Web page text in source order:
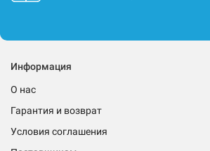
Информация
О нас
Гарантия и возврат
Условия соглашения